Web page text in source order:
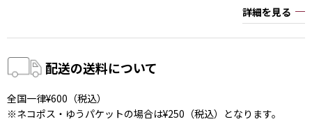
詳細を見る
配送の送料について
全国一律¥600（税込）
※ネコポス・ゆうパケットの場合は¥250（税込）となります。